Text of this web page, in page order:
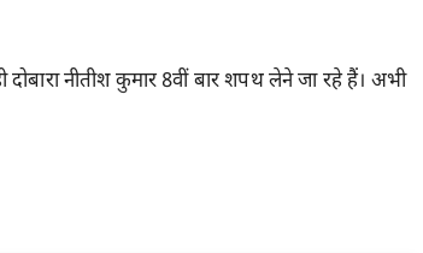
नीतीश कुमार 8वीं बार शपथ लेने जा रहे हैं। अभी